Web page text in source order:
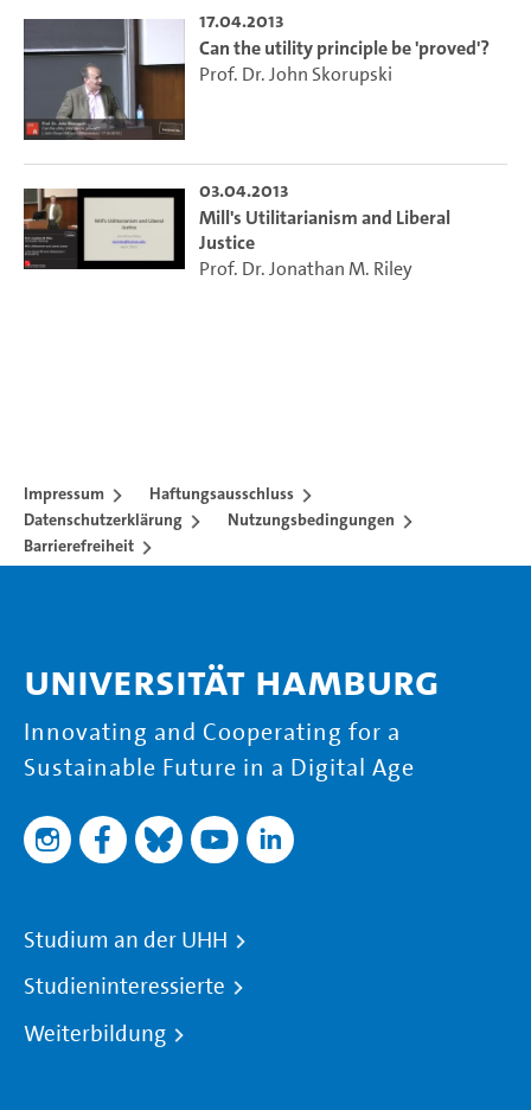
17.04.2013
Can the utility principle be 'proved'?
Prof. Dr. John Skorupski
03.04.2013
Mill's Utilitarianism and Liberal
Justice
Prof. Dr. Jonathan M. Riley
Impressum
Haftungsausschluss
Datenschutzerklärung
Nutzungsbedingungen
Barrierefreiheit
Universität Hamburg
Innovating and Cooperating for a
Sustainable Future in a Digital Age
Studium an der UHH
Studieninteressierte
Weiterbildung